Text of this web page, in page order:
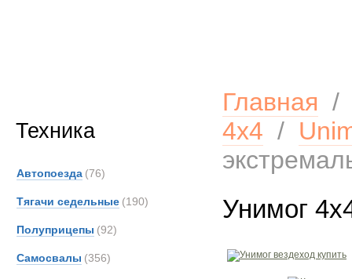
Техника
Автопоезда (76)
Тягачи седельные (190)
Полуприцепы (92)
Самосвалы (356)
Главная
4х4 /
Унимог